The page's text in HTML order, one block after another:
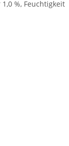
%, Feuchtigkeit